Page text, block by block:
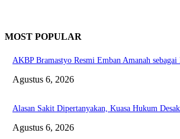
MOST POPULAR
AKBP Bramastyo Resmi Emban Amanah
Agustus 6, 2026
Alasan Sakit Dipertanyakan, Kuasa Hukum
Agustus 6, 2026